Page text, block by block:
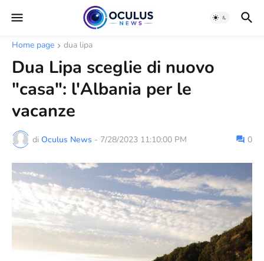
Home page dua lipa
Dua Lipa sceglie di nuovo
"casa": l'Albania per le
vacanze
di Oculus News - 7/28/2023 11:10:00 PM 0